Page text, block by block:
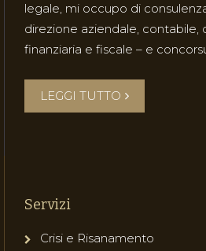
legale, mi occupo di
direzione aziendale, contabile,
finanziaria e fiscale – e
LEGGI TUTTO
Servizi
Crisi e Risanamento